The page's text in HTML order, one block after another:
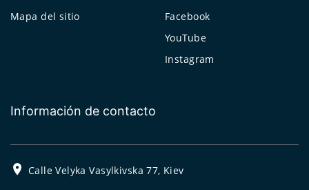
Mapa del sitio
Facebook
YouTube
Instagram
Información de contacto
Calle Velyka Vasylkivska 77, Kiev